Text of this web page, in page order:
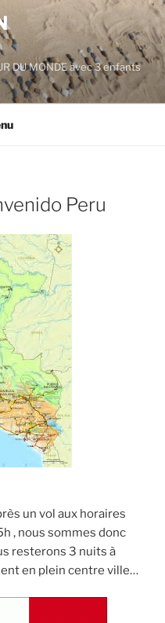
DU MONDE avec 3 enfants
Peru
un vol aux horaires
, nous sommes donc
resterons 3 nuits à
en plein centre ville…